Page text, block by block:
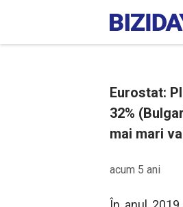
Eurostat:
32%
mai mari
acum 5 ani